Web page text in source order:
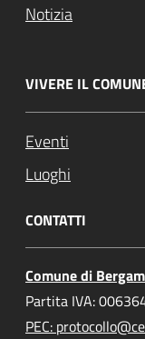
Notizia
VIVERE IL
Eventi
Luoghi
CONTATTI
Comune di
Partita IVA:
PEC: